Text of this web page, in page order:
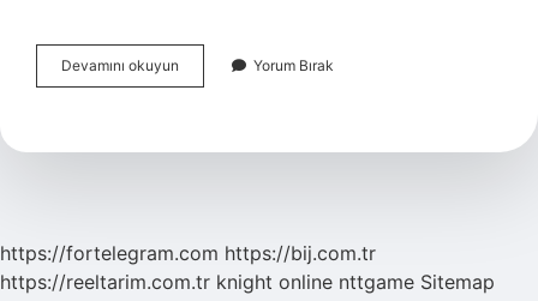
Devamını okuyun
Talakla
Yorum Bırak
https://fortelegram.com https://bij.com.tr
https://reeltarim.com.tr knight online nttgame Sitemap